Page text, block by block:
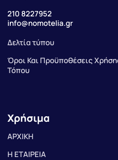
210 8227952
info@nomotelia.gr
Δελτία τύπου
Όροι Και Προϋποθέσεις
Τόπου
Χρήσιμα
ΑΡΧΙΚΗ
Η ΕΤΑΙΡΕΙΑ